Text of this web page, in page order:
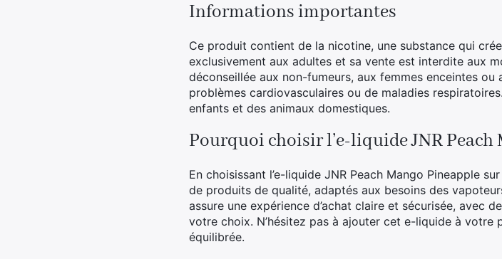
Informations importantes
Ce produit contient de la nicotine, une substance qui
exclusivement aux adultes et sa vente est interdite aux
déconseillée aux non-fumeurs, aux femmes enceintes ou
problèmes cardiovasculaires ou de maladies
enfants et des animaux domestiques.
Pourquoi choisir l’e-liquide JNR Peach
En choisissant l’e-liquide JNR Peach Mango Pineapple
de produits de qualité, adaptés aux besoins des
assure une expérience d’achat claire et sécurisée, avec
votre choix. N’hésitez pas à ajouter cet e-liquide à votre
équilibrée.